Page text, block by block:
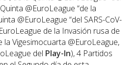
@EuroLeague “de la
@EuroLeague “del SARS-CoV-
de la Invasión rusa de
la Vigesimocuarta @EuroLeague,
del Play-In), 4 Partidos